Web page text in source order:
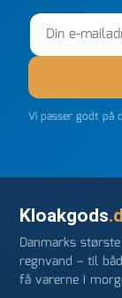
Vi passer godt på
Kloakgods
Danmarks
regnvand – til
få varerne i